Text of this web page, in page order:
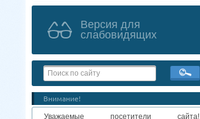
Версия для
слабовидящих
Внимание!
Уважаемые посетители сайта!